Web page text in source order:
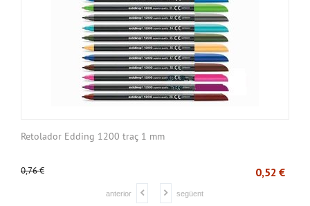
Retolador Edding 1200 traç 1 mm
0,76€ 0,52 €
anterior següent